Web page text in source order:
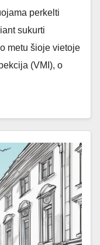
perkelti
sukurti
metu šioje vietoje
(VMI), o